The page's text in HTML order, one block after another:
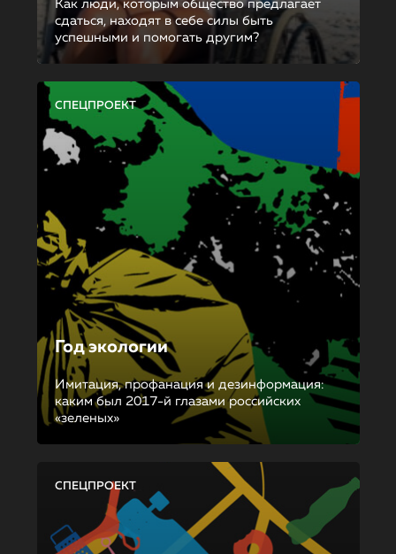
Как люди, которым общество предлагает
сдаться, находят в себе силы быть
успешными и помогать другим?
СПЕЦПРОЕКТ
Год экологии
Имитация, профанация и дезинформация:
каким был 2017-й глазами российских
«зеленых»
СПЕЦПРОЕКТ